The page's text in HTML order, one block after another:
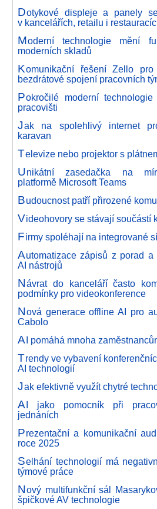
Dotykové displeje a panely
v kancelářích, retailu i
Moderní technologie mění
moderních skladů
Komunikační řešení Zello
bezdrátové spojení pracovních
Pokročilé moderní
pracovišti
Jak na spolehlivý internet
karavan
Televize nebo projektor s
Unikátní zasedačka na
platformě Microsoft Teams
Budoucnost patří přirozené
Videohovory se stávají součástí
Firmy spoléhají na integrované
Automatizace zápisů z porad
AI nástrojů
Návrat do kanceláří často
podmínky pro videokonference
Nová generace offline AI pro
Cabolo
AI pomáhá mnoha
Trendy ve vybavení
AI technologií
Jak efektivně využít chytré
AI jako pomocník při
jednáních
Prezentační a komunikační
roce 2025
Selhání technologií má
týmové práce
Nový multifunkční sál
špičkové AV technologie